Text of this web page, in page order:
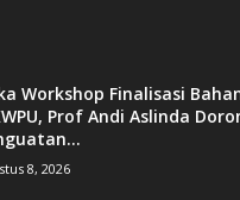
Workshop Finalisasi
Prof Andi Aslinda
8, 2026